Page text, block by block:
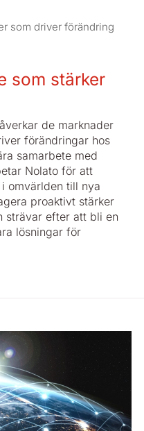
som driver förändring
som stärker
de marknader
förändringar hos
samarbete med
Nolato för att
omvärlden till nya
proaktivt stärker
strävar efter att bli en
lösningar för